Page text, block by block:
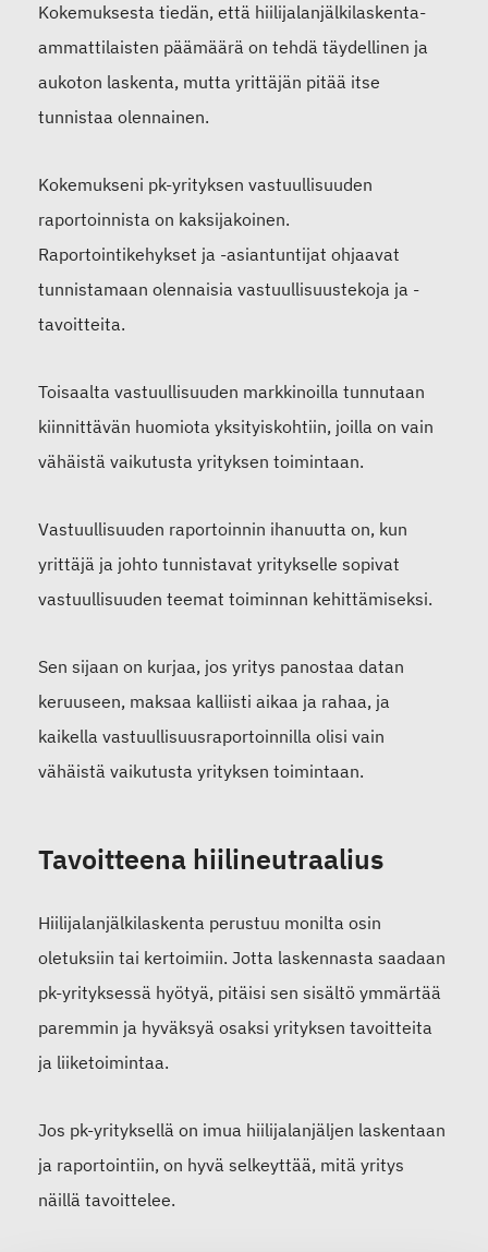
Kokemuksesta tiedän, että hiilijalanjälkilaskenta-
ammattilaisten päämäärä on tehdä täydellinen ja
aukoton laskenta, mutta yrittäjän pitää itse
tunnistaa olennainen.
Kokemukseni pk-yrityksen vastuullisuuden
raportoinnista on kaksijakoinen.
Raportointikehykset ja -asiantuntijat ohjaavat
tunnistamaan olennaisia vastuullisuustekoja ja -
tavoitteita.
Toisaalta vastuullisuuden markkinoilla tunnutaan
kiinnittävän huomiota yksityiskohtiin, joilla on vain
vähäistä vaikutusta yrityksen toimintaan.
Vastuullisuuden raportoinnin ihanuutta on, kun
yrittäjä ja johto tunnistavat yritykselle sopivat
vastuullisuuden teemat toiminnan kehittämiseksi.
Sen sijaan on kurjaa, jos yritys panostaa datan
keruuseen, maksaa kalliisti aikaa ja rahaa, ja
kaikella vastuullisuusraportoinnilla olisi vain
vähäistä vaikutusta yrityksen toimintaan.
Tavoitteena hiilineutraalius
Hiilijalanjälkilaskenta perustuu monilta osin
oletuksiin tai kertoimiin. Jotta laskennasta saadaan
pk-yrityksessä hyötyä, pitäisi sen sisältö ymmärtää
paremmin ja hyväksyä osaksi yrityksen tavoitteita
ja liiketoimintaa.
Jos pk-yrityksellä on imua hiilijalanjäljen laskentaan
ja raportointiin, on hyvä selkeyttää, mitä yritys
näillä tavoittelee.